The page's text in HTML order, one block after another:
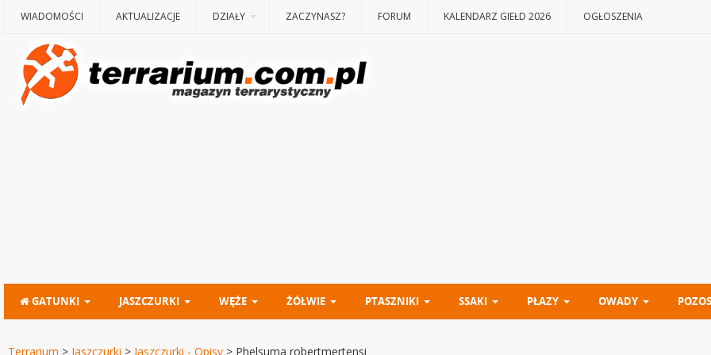
WIADOMOŚCI AKTUALIZACJE DZIAŁY ZACZYNASZ? FORUM KALENDARZ GIEŁD 2026 OGŁOSZENIA
GATUNKI JASZCZURKI WĘŻE ŻÓŁWIE PTASZNIKI SSAKI PŁAZY OWADY
Terrarium > Jaszczurki > Jaszczurki - Opisy > Phelsuma robertmertensi